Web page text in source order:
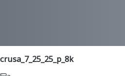
crusa_7_25_25_p_8k